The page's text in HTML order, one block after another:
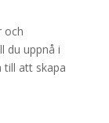
och
du uppnå i
till att skapa